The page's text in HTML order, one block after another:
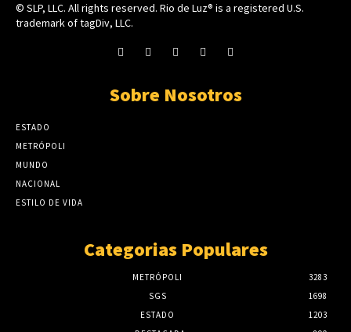
© SLP, LLC. All rights reserved. Rio de Luz® is a registered U.S.
trademark of tagDiv, LLC.
Sobre Nosotros
ESTADO
METRÓPOLI
MUNDO
NACIONAL
ESTILO DE VIDA
Categorias Populares
METRÓPOLI
3283
SGS
1698
ESTADO
1203